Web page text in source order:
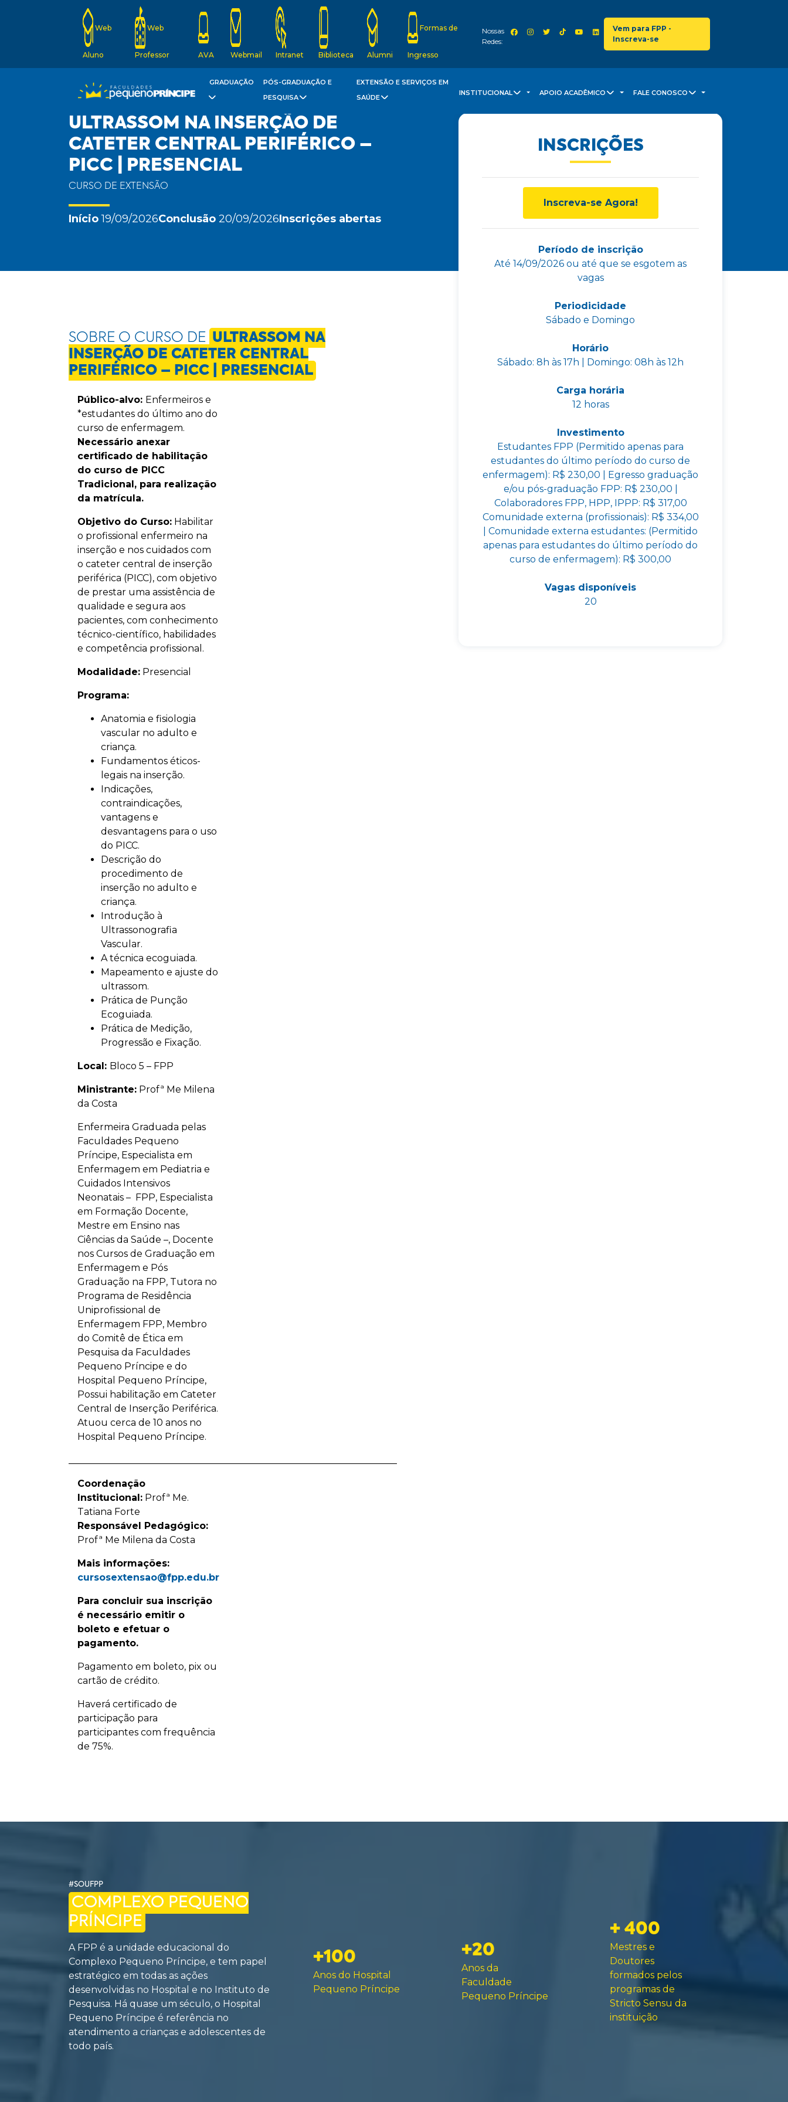
Web
Aluno
Web
Professor AVA Webmail Intranet Biblioteca Alumni
Formas de
Ingresso
Nossas
Redes:
Vem para FPP -
Inscreva-se
GRADUAÇÃO
PÓS-GRADUAÇÃO E
PESQUISA
EXTENSÃO E SERVIÇOS EM
SAÚDE
INSTITUCIONAL APOIO ACADÊMICO FALE CONOSCO
ULTRASSOM NA INSERÇÃO DE
CATETER CENTRAL PERIFÉRICO –
PICC | PRESENCIAL
CURSO DE EXTENSÃO
Início19/09/2026Conclusão 20/09/2026Inscrições abertas
INSCRIÇÕES
Inscreva-se Agora!
Período de inscrição
Até 14/09/2026 ou até que se esgotem as
vagas
Periodicidade
Sábado e Domingo
Horário
Sábado: 8h às 17h | Domingo: 08h às 12h
Carga horária
12 horas
Investimento
Estudantes FPP (Permitido apenas para
estudantes do último período do curso de
enfermagem): R$ 230,00 | Egresso graduação
e/ou pós-graduação FPP: R$ 230,00 |
Colaboradores FPP, HPP, IPPP: R$ 317,00
Comunidade externa (profissionais): R$ 334,00
| Comunidade externa estudantes: (Permitido
apenas para estudantes do último período do
curso de enfermagem): R$ 300,00
Vagas disponíveis
20
SOBRE O CURSO DE ULTRASSOM NA
INSERÇÃO DE CATETER CENTRAL
PERIFÉRICO – PICC | PRESENCIAL
Público-alvo: Enfermeiros e
*estudantes do último ano do
curso de enfermagem.
Necessário anexar
certificado de habilitação
do curso de PICC
Tradicional, para realização
da matrícula.
Objetivo do Curso: Habilitar
o profissional enfermeiro na
inserção e nos cuidados com
o cateter central de inserção
periférica (PICC), com objetivo
de prestar uma assistência de
qualidade e segura aos
pacientes, com conhecimento
técnico-científico, habilidades
e competência profissional.
Modalidade: Presencial
Programa:
Anatomia e fisiologia
vascular no adulto e
criança.
Fundamentos éticos-
legais na inserção.
Indicações,
contraindicações,
vantagens e
desvantagens para o uso
do PICC.
Descrição do
procedimento de
inserção no adulto e
criança.
Introdução à
Ultrassonografia
Vascular.
A técnica ecoguiada.
Mapeamento e ajuste do
ultrassom.
Prática de Punção
Ecoguiada.
Prática de Medição,
Progressão e Fixação.
Local: Bloco 5 – FPP
Ministrante: Profª Me Milena
da Costa
Enfermeira Graduada pelas
Faculdades Pequeno
Príncipe, Especialista em
Enfermagem em Pediatria e
Cuidados Intensivos
Neonatais – FPP, Especialista
em Formação Docente,
Mestre em Ensino nas
Ciências da Saúde –, Docente
nos Cursos de Graduação em
Enfermagem e Pós
Graduação na FPP, Tutora no
Programa de Residência
Uniprofissional de
Enfermagem FPP, Membro
do Comitê de Ética em
Pesquisa da Faculdades
Pequeno Príncipe e do
Hospital Pequeno Príncipe,
Possui habilitação em Cateter
Central de Inserção Periférica.
Atuou cerca de 10 anos no
Hospital Pequeno Príncipe.
Coordenação
Institucional: Profª Me.
Tatiana Forte
Responsável Pedagógico:
Profª Me Milena da Costa
Mais informações:
cursosextensao@fpp.edu.br
Para concluir sua inscrição
é necessário emitir o
boleto e efetuar o
pagamento.
Pagamento em boleto, pix ou
cartão de crédito.
Haverá certificado de
participação para
participantes com frequência
de 75%.
#SOUFPP
COMPLEXO PEQUENO
PRÍNCIPE
A FPP é a unidade educacional do
Complexo Pequeno Príncipe, e tem papel
estratégico em todas as ações
desenvolvidas no Hospital e no Instituto de
Pesquisa. Há quase um século, o Hospital
Pequeno Príncipe é referência no
atendimento a crianças e adolescentes de
todo país.
+100
Anos do Hospital
Pequeno Príncipe
+20
Anos da
Faculdade
Pequeno Príncipe
+ 400
Mestres e
Doutores
formados pelos
programas de
Stricto Sensu da
instituição